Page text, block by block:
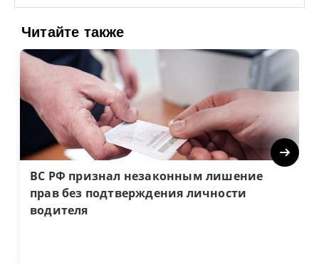
Читайте также
ВС РФ признал незаконным лишение
прав без подтверждения личности
водителя
Next